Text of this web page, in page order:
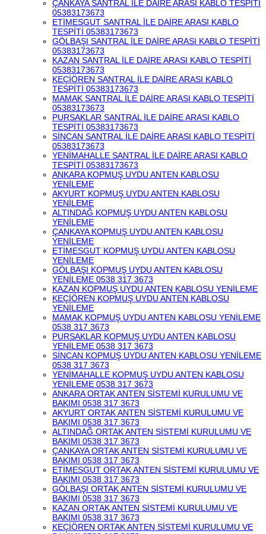
ÇANKAYA SANTRAL İLE DAİRE ARASI KABLO TESPİTİ
05383173673
ETİMESGUT SANTRAL İLE DAİRE ARASI KABLO
TESPİTİ 05383173673
GÖLBAŞI SANTRAL İLE DAİRE ARASI KABLO TESPİTİ
05383173673
KAZAN SANTRAL İLE DAİRE ARASI KABLO TESPİTİ
05383173673
KEÇİÖREN SANTRAL İLE DAİRE ARASI KABLO
TESPİTİ 05383173673
MAMAK SANTRAL İLE DAİRE ARASI KABLO TESPİTİ
05383173673
PURSAKLAR SANTRAL İLE DAİRE ARASI KABLO
TESPİTİ 05383173673
SİNCAN SANTRAL İLE DAİRE ARASI KABLO TESPİTİ
05383173673
YENİMAHALLE SANTRAL İLE DAİRE ARASI KABLO
TESPİTİ 05383173673
ANKARA KOPMUŞ UYDU ANTEN KABLOSU
YENİLEME
AKYURT KOPMUŞ UYDU ANTEN KABLOSU
YENİLEME
ALTINDAĞ KOPMUŞ UYDU ANTEN KABLOSU
YENİLEME
ÇANKAYA KOPMUŞ UYDU ANTEN KABLOSU
YENİLEME
ETİMESGUT KOPMUŞ UYDU ANTEN KABLOSU
YENİLEME
GÖLBAŞI KOPMUŞ UYDU ANTEN KABLOSU
YENİLEME 0538 317 3673
KAZAN KOPMUŞ UYDU ANTEN KABLOSU YENİLEME
KEÇİÖREN KOPMUŞ UYDU ANTEN KABLOSU
YENİLEME
MAMAK KOPMUŞ UYDU ANTEN KABLOSU YENİLEME
0538 317 3673
PURSAKLAR KOPMUŞ UYDU ANTEN KABLOSU
YENİLEME 0538 317 3673
SİNCAN KOPMUŞ UYDU ANTEN KABLOSU YENİLEME
0538 317 3673
YENİMAHALLE KOPMUŞ UYDU ANTEN KABLOSU
YENİLEME 0538 317 3673
ANKARA ORTAK ANTEN SİSTEMİ KURULUMU VE
BAKIMI 0538 317 3673
AKYURT ORTAK ANTEN SİSTEMİ KURULUMU VE
BAKIMI 0538 317 3673
ALTINDAĞ ORTAK ANTEN SİSTEMİ KURULUMU VE
BAKIMI 0538 317 3673
ÇANKAYA ORTAK ANTEN SİSTEMİ KURULUMU VE
BAKIMI 0538 317 3673
ETİMESGUT ORTAK ANTEN SİSTEMİ KURULUMU VE
BAKIMI 0538 317 3673
GÖLBAŞI ORTAK ANTEN SİSTEMİ KURULUMU VE
BAKIMI 0538 317 3673
KAZAN ORTAK ANTEN SİSTEMİ KURULUMU VE
BAKIMI 0538 317 3673
KEÇİÖREN ORTAK ANTEN SİSTEMİ KURULUMU VE